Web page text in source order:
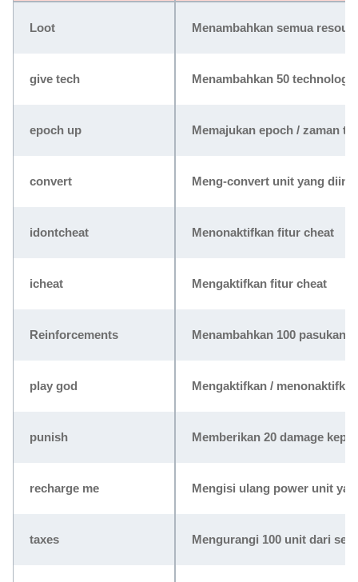
Loot Menambahkan semua
give tech Menambahkan 50
epoch up Memajukan epoch / zaman
convert Meng-convert unit yang
idontcheat Menonaktifkan fitur cheat
icheat Mengaktifkan fitur cheat
Reinforcements Menambahkan 100 pasukan
play god Mengaktifkan /
punish Memberikan 20 damage
recharge me Mengisi ulang power unit
taxes Mengurangi 100 unit dari